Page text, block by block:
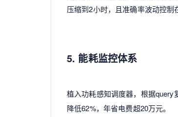
压缩到2小时，且准确率波动控制
5. 能耗监控体系
植入功耗感知调度器，根据
降低62%，年省电费超20万元。